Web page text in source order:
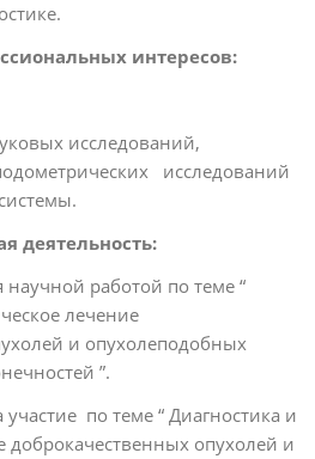
интересов:
исследований,
исследований
деятельность:
научной работой по теме “
лечение
и опухолеподобных
”.
по теме “ Диагностика и
доброкачественных опухолей и